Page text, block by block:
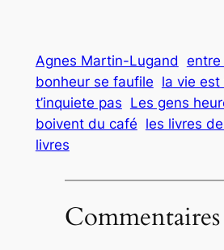
Agnes Martin-Lugand entre
bonheur se faufile la vie est
t’inquiete pas Les gens
boivent du café les livres
livres
Commentaires